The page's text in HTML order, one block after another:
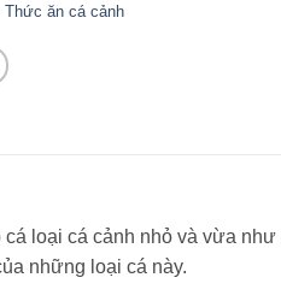
Thức ăn cá cảnh
loại cá cảnh nhỏ và vừa như
những loại cá này.